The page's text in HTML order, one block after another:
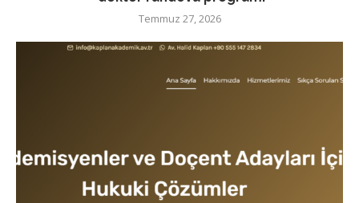
Temmuz 27, 2026